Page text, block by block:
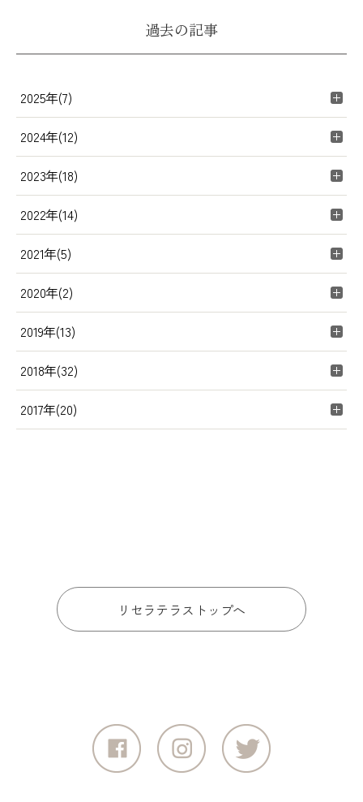
過去の記事
2025年(7)
2024年(12)
2023年(18)
2022年(14)
2021年(5)
2020年(2)
2019年(13)
2018年(32)
2017年(20)
リセラテラストップへ